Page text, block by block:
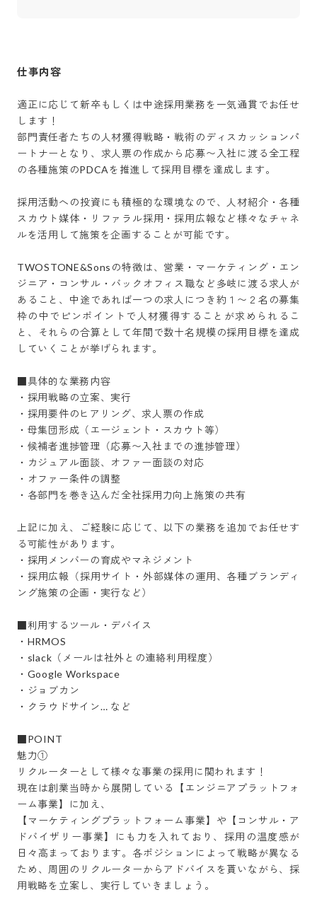
仕事内容
適正に応じて新卒もしくは中途採用業務を一気通貫でお任せ
します！
部門責任者たちの人材獲得戦略・戦術のディスカッションパ
ートナーとなり、求人票の作成から応募〜入社に渡る全工程
の各種施策のPDCAを推進して採用目標を達成します。
採用活動への投資にも積極的な環境なので、人材紹介・各種
スカウト媒体・リファラル採用・採用広報など様々なチャネ
ルを活用して施策を企画することが可能です。
TWOSTONE&Sonsの特徴は、営業・マーケティング・エン
ジニア・コンサル・バックオフィス職など多岐に渡る求人が
あること、中途であれば一つの求人につき約１〜２名の募集
枠の中でピンポイントで人材獲得することが求められるこ
と、それらの合算として年間で数十名規模の採用目標を達成
していくことが挙げられます。
■具体的な業務内容
・採用戦略の立案、実行
・採用要件のヒアリング、求人票の作成
・母集団形成（エージェント・スカウト等）
・候補者進捗管理（応募〜入社までの進捗管理）
・カジュアル面談、オファー面談の対応
・オファー条件の調整
・各部門を巻き込んだ全社採用力向上施策の共有
上記に加え、ご経験に応じて、以下の業務を追加でお任せす
る可能性があります。
・採用メンバーの育成やマネジメント
・採用広報（採用サイト・外部媒体の運用、各種ブランディ
ング施策の企画・実行など）
■利用するツール・デバイス
・HRMOS
・slack（メールは社外との連絡利用程度）
・Google Workspace
・ジョブカン
・クラウドサイン… など
■POINT
魅力①
リクルーターとして様々な事業の採用に関われます！
現在は創業当時から展開している【エンジニアプラットフォ
ーム事業】に加え、
【マーケティングプラットフォーム事業】や【コンサル・ア
ドバイザリー事業】にも力を入れており、採用の温度感が
日々高まっております。各ポジションによって戦略が異なる
ため、周囲のリクルーターからアドバイスを貰いながら、採
用戦略を立案し、実行していきましょう。